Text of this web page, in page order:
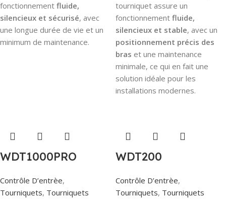
fonctionnement fluide,
silencieux et sécurisé, avec
une longue durée de vie et un
minimum de maintenance.
tourniquet assure un
fonctionnement fluide,
silencieux et stable, avec un
positionnement précis des
bras et une maintenance
minimale, ce qui en fait une
solution idéale pour les
installations modernes.
WDT1000PRO
Contrôle D’entrèe,
Tourniquets, Tourniquets
WDT200
Contrôle D’entrèe,
Tourniquets, Tourniquets